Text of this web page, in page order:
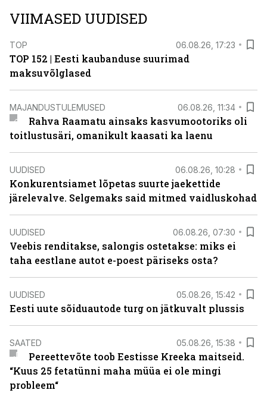
VIIMASED UUDISED
TOP 06.08.26, 17:23
TOP 152 | Eesti kaubanduse suurimad
maksuvõlglased
MAJANDUSTULEMUSED 06.08.26, 11:34
Rahva Raamatu ainsaks kasvumootoriks oli
toitlustusäri, omanikult kaasati ka laenu
UUDISED 06.08.26, 10:28
Konkurentsiamet lõpetas suurte jaekettide
järelevalve. Selgemaks said mitmed vaidluskohad
UUDISED 06.08.26, 07:30
Veebis renditakse, salongis ostetakse: miks ei
taha eestlane autot e-poest päriseks osta?
UUDISED 05.08.26, 15:42
Eesti uute sõiduautode turg on jätkuvalt plussis
SAATED 05.08.26, 15:38
Pereettevõte toob Eestisse Kreeka maitseid.
“Kuus 25 fetatünni maha müüa ei ole mingi
probleem“